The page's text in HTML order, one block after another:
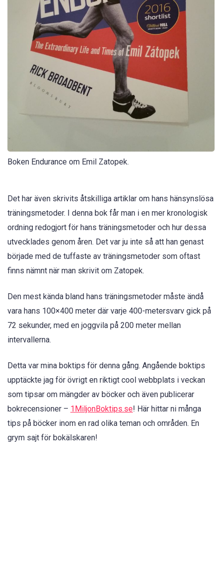
Boken Endurance om Emil Zatopek.
Det har även skrivits åtskilliga artiklar om hans hänsynslösa
träningsmetoder. I denna bok får man i en mer kronologisk
ordning redogjort för hans träningsmetoder och hur dessa
utvecklades genom åren. Det var ju inte så att han genast
började med de tuffaste av träningsmetoder som oftast
finns nämnt när man skrivit om Zatopek.
Den mest kända bland hans träningsmetoder måste ändå
vara hans 100×400 meter där varje 400-metersvarv gick på
72 sekunder, med en joggvila på 200 meter mellan
intervallerna.
Detta var mina boktips för denna gång. Angående boktips
upptäckte jag för övrigt en riktigt cool webbplats i veckan
som tipsar om mängder av böcker och även publicerar
bokrecensioner – 1MiljonBoktips.se! Här hittar ni många
tips på böcker inom en rad olika teman och områden. En
grym sajt för bokälskaren!